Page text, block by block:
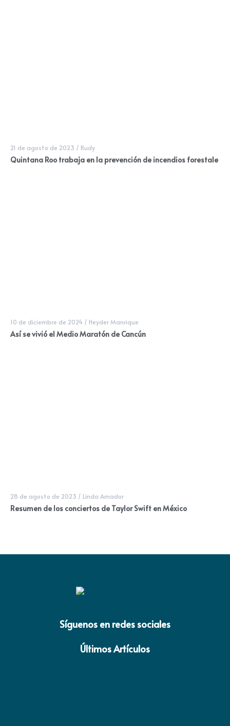
21 de agosto de 2023 / Rudy
Quintana Roo trabaja en la prevención de incendios forestale
10 de diciembre de 2024 / Heyder Manrique
Así se vivió el Medio Maratón de Cancún
28 de agosto de 2023 / Linda Amador
Resumen de los conciertos de Taylor Swift en México
Síguenos en redes sociales
Últimos Artículos